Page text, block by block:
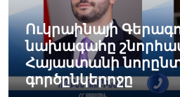
Ուկրաինայի
նախագահը
Հայաստանի
գործընկերոջը